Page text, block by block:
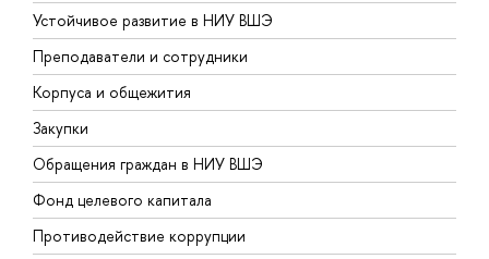
Устойчивое развитие в НИУ ВШЭ
Преподаватели и сотрудники
Корпуса и общежития
Закупки
Обращения граждан в НИУ ВШЭ
Фонд целевого капитала
Противодействие коррупции